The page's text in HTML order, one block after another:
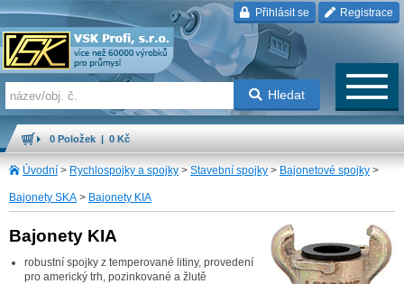
Přihlásit se Registrace
Hledat
0 Položek | 0 Kč
Úvodní > Rychlospojky a spojky > Stavební spojky > Bajonetové spojky >
Bajonety SKA > Bajonety KIA
Bajonety KIA
robustní spojky z temperované litiny, provedení
pro americký trh, pozinkované a žlutě